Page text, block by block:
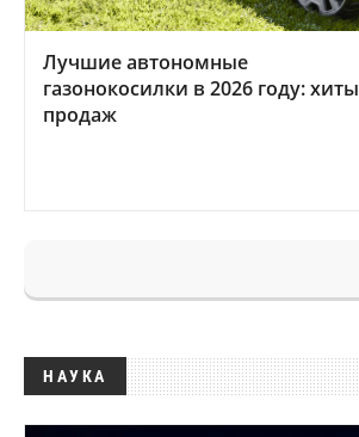
Лучшие автономные
газонокосилки в 2026 году: хиты
продаж
НАУКА